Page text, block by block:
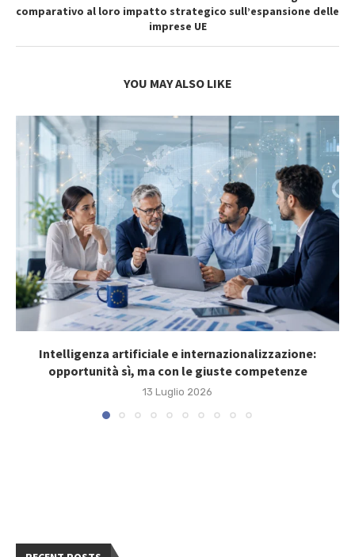
comparativo al loro impatto strategico sull’espansione delle
imprese UE
YOU MAY ALSO LIKE
Intelligenza artificiale e internazionalizzazione:
opportunità sì, ma con le giuste competenze
13 Luglio 2026